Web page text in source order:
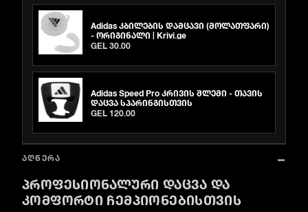
Adidas კბილების დამცავი (მოლათფარი)
- ორიგინალი | Krivi.ge
GEL 30.00
Adidas Speed Pro კრივის შლემი - თავის
დაცვა სპარინგისთვის
GEL 120.00
ᲐᲦᲬᲔᲠᲐ
ᲞᲠᲝᲤᲔᲡᲘᲝᲜᲐᲚᲣᲠᲘ ᲓᲐᲪᲕᲐ ᲓᲐ
ᲙᲝᲛᲤᲝᲠᲢᲘ ᲩᲔᲛᲞᲘᲝᲜᲔᲑᲘᲡᲗᲕᲘᲡ